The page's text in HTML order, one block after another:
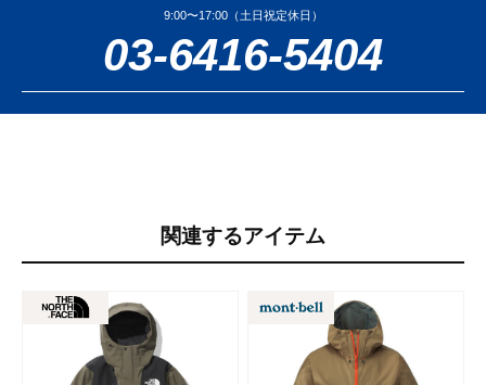
9:00〜17:00（土日祝定休日）
03-6416-5404
関連するアイテム